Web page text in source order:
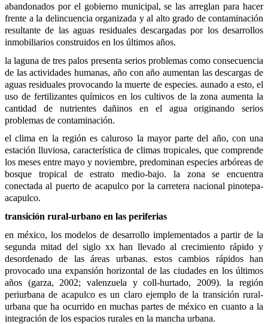
abandonados por el gobierno municipal, se las arreglan para hacer
frente a la delincuencia organizada y al alto grado de contaminación
resultante de las aguas residuales descargadas por los desarrollos
inmobiliarios construidos en los últimos años.
la laguna de tres palos presenta serios problemas como consecuencia
de las actividades humanas, año con año aumentan las descargas de
aguas residuales provocando la muerte de especies. aunado a esto, el
uso de fertilizantes químicos en los cultivos de la zona aumenta la
cantidad de nutrientes dañinos en el agua originando serios
problemas de contaminación.
el clima en la región es caluroso la mayor parte del año, con una
estación lluviosa, característica de climas tropicales, que comprende
los meses entre mayo y noviembre, predominan especies arbóreas de
bosque tropical de estrato medio-bajo. la zona se encuentra
conectada al puerto de acapulco por la carretera nacional pinotepa-
acapulco.
transición rural-urbano en las periferias
en méxico, los modelos de desarrollo implementados a partir de la
segunda mitad del siglo xx han llevado al crecimiento rápido y
desordenado de las áreas urbanas. estos cambios rápidos han
provocado una expansión horizontal de las ciudades en los últimos
años (garza, 2002; valenzuela y coll-hurtado, 2009). la región
periurbana de acapulco es un claro ejemplo de la transición rural-
urbana que ha ocurrido en muchas partes de méxico en cuanto a la
integración de los espacios rurales en la mancha urbana.